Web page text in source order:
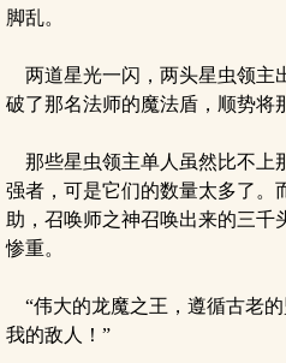
脚乱。
两道星光一闪，两头星虫领主
破了那名法师的魔法盾，顺势将
那些星虫领主单人虽然比不上
强者，可是它们的数量太多了。
助，召唤师之神召唤出来的三千
惨重。
“伟大的龙魔之王，遵循古老
我的敌人！”